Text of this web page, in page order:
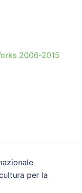
2006-2015
per la